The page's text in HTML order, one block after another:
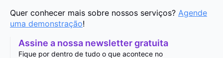
Quer conhecer mais sobre nossos serviços? Agende
uma demonstração!
Assine a nossa newsletter gratuita
Fique por dentro de tudo o que acontece no